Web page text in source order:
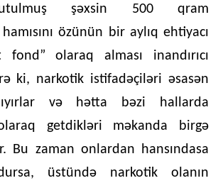
şəxsin 500 qram
özünün bir aylıq ehtiyacı
fond” olaraq alması inandırıcı
ki, narkotik istifadəçiləri əsasən
və hətta bəzi hallarda
getdikləri məkanda birgə
Bu zaman onlardan hansındasa
üstündə narkotik olanın